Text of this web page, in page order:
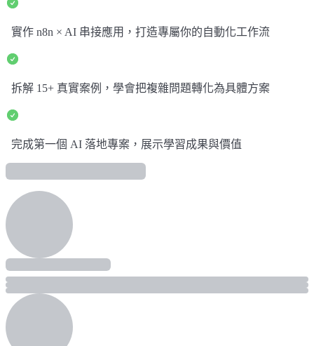
實作 n8n × AI 串接應用，打造專屬你的自動化工作流
拆解 15+ 真實案例，學會把複雜問題轉化為具體方案
完成第一個 AI 落地專案，展示學習成果與價值